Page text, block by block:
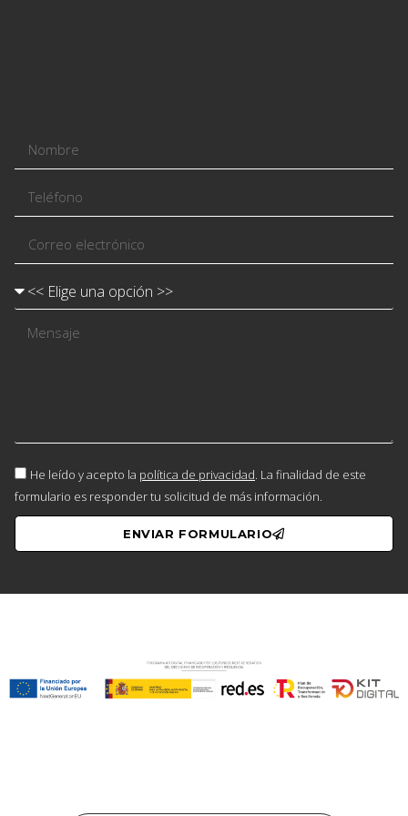
He leído y acepto la política de privacidad. La finalidad de este
formulario es responder tu solicitud de más información.
ENVIAR FORMULARIO